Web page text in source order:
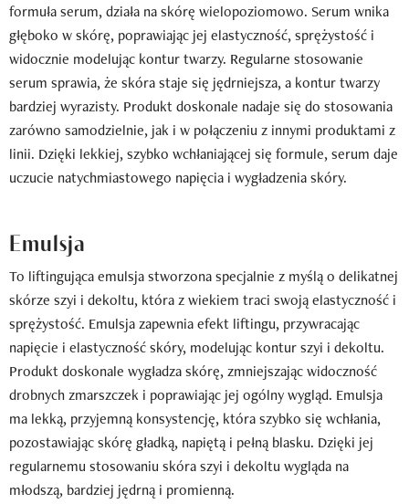
formuła serum, działa na skórę wielopoziomowo. Serum wnika
głęboko w skórę, poprawiając jej elastyczność, sprężystość i
widocznie modelując kontur twarzy. Regularne stosowanie
serum sprawia, że skóra staje się jędrniejsza, a kontur twarzy
bardziej wyrazisty. Produkt doskonale nadaje się do stosowania
zarówno samodzielnie, jak i w połączeniu z innymi produktami z
linii. Dzięki lekkiej, szybko wchłaniającej się formule, serum daje
uczucie natychmiastowego napięcia i wygładzenia skóry.
Emulsja
To liftingująca emulsja stworzona specjalnie z myślą o delikatnej
skórze szyi i dekoltu, która z wiekiem traci swoją elastyczność i
sprężystość. Emulsja zapewnia efekt liftingu, przywracając
napięcie i elastyczność skóry, modelując kontur szyi i dekoltu.
Produkt doskonale wygładza skórę, zmniejszając widoczność
drobnych zmarszczek i poprawiając jej ogólny wygląd. Emulsja
ma lekką, przyjemną konsystencję, która szybko się wchłania,
pozostawiając skórę gładką, napiętą i pełną blasku. Dzięki jej
regularnemu stosowaniu skóra szyi i dekoltu wygląda na
młodszą, bardziej jędrną i promienną.